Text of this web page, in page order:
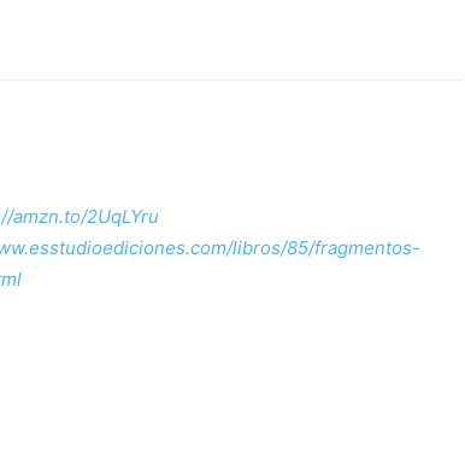
amzn.to/2UqLYru
libros/85/fragmentos-